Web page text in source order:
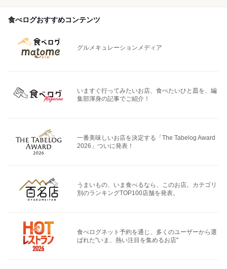
食べログおすすめコンテンツ
グルメキュレーションメディア
いますぐ行ってみたいお店、食べたいひと皿を、編
集部渾身の記事でご紹介！
一番美味しいお店を決定する「The Tabelog Award
2026」ついに発表！
うまいもの、いま食べるなら、このお店。カテゴリ
別のランキングTOP100店舗を発表。
食べログネット予約を通じ、多くのユーザーから選
ばれた"いま、熱い注目を集めるお店"